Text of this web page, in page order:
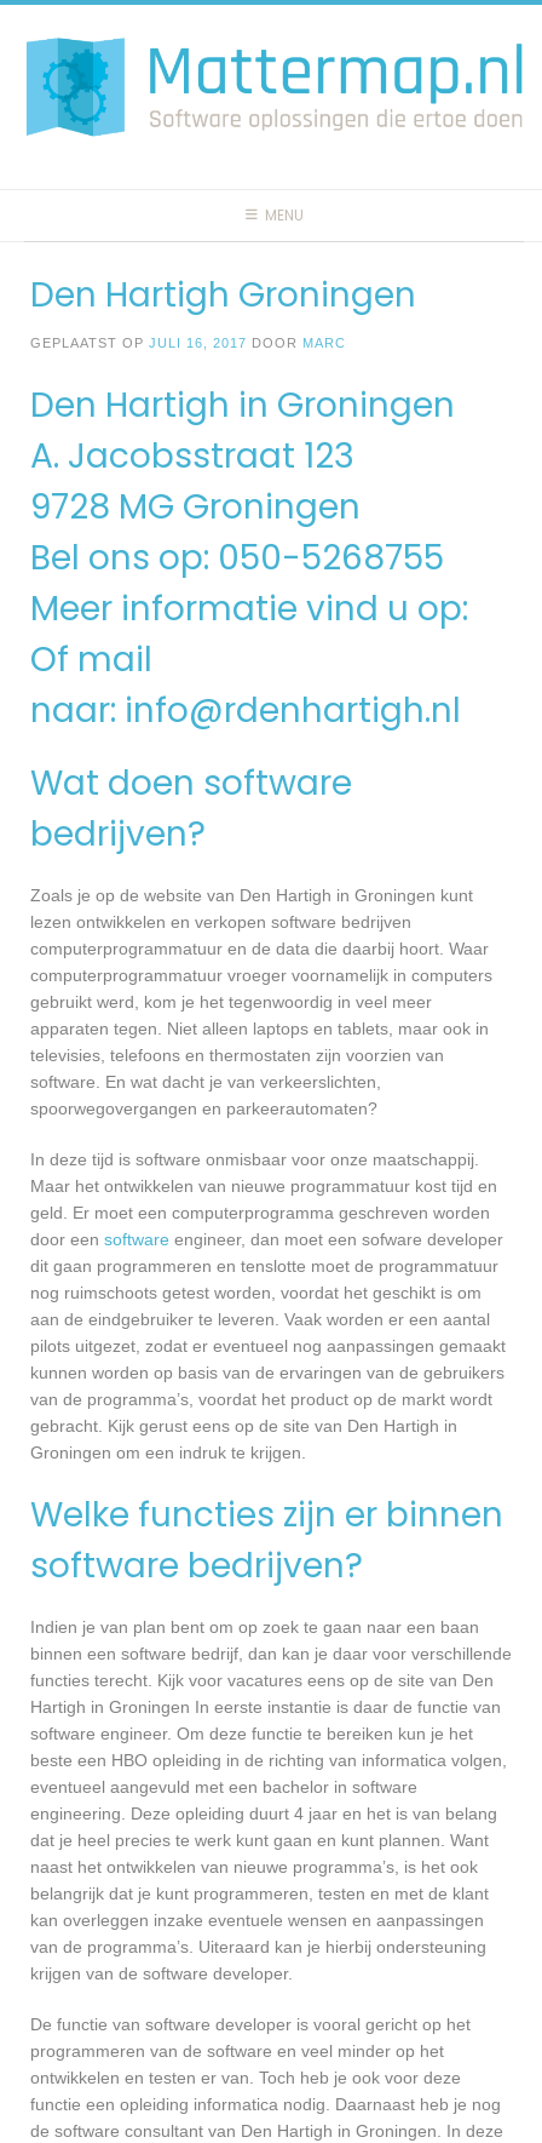
naar
inhoud
MENU
Den Hartigh Groningen
GEPLAATST OP JULI 16, 2017 DOOR MARC
Den Hartigh in Groningen
A. Jacobsstraat 123
9728 MG Groningen
Bel ons op: 050-5268755
Meer informatie vind u op:
Of mail
naar: info@rdenhartigh.nl
Wat doen software
bedrijven?
Zoals je op de website van Den Hartigh in Groningen kunt
lezen ontwikkelen en verkopen software bedrijven
computerprogrammatuur en de data die daarbij hoort. Waar
computerprogrammatuur vroeger voornamelijk in computers
gebruikt werd, kom je het tegenwoordig in veel meer
apparaten tegen. Niet alleen laptops en tablets, maar ook in
televisies, telefoons en thermostaten zijn voorzien van
software. En wat dacht je van verkeerslichten,
spoorwegovergangen en parkeerautomaten?
In deze tijd is software onmisbaar voor onze maatschappij.
Maar het ontwikkelen van nieuwe programmatuur kost tijd en
geld. Er moet een computerprogramma geschreven worden
door een software engineer, dan moet een sofware developer
dit gaan programmeren en tenslotte moet de programmatuur
nog ruimschoots getest worden, voordat het geschikt is om
aan de eindgebruiker te leveren. Vaak worden er een aantal
pilots uitgezet, zodat er eventueel nog aanpassingen gemaakt
kunnen worden op basis van de ervaringen van de gebruikers
van de programma’s, voordat het product op de markt wordt
gebracht. Kijk gerust eens op de site van Den Hartigh in
Groningen om een indruk te krijgen.
Welke functies zijn er binnen
software bedrijven?
Indien je van plan bent om op zoek te gaan naar een baan
binnen een software bedrijf, dan kan je daar voor verschillende
functies terecht. Kijk voor vacatures eens op de site van Den
Hartigh in Groningen In eerste instantie is daar de functie van
software engineer. Om deze functie te bereiken kun je het
beste een HBO opleiding in de richting van informatica volgen,
eventueel aangevuld met een bachelor in software
engineering. Deze opleiding duurt 4 jaar en het is van belang
dat je heel precies te werk kunt gaan en kunt plannen. Want
naast het ontwikkelen van nieuwe programma’s, is het ook
belangrijk dat je kunt programmeren, testen en met de klant
kan overleggen inzake eventuele wensen en aanpassingen
van de programma’s. Uiteraard kan je hierbij ondersteuning
krijgen van de software developer.
De functie van software developer is vooral gericht op het
programmeren van de software en veel minder op het
ontwikkelen en testen er van. Toch heb je ook voor deze
functie een opleiding informatica nodig. Daarnaast heb je nog
de software consultant van Den Hartigh in Groningen. In deze